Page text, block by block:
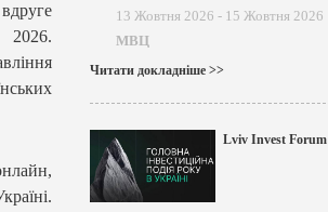
2026.
13 Жовтня 2026 - 15 Жовтня 2026
МВЦ
Читати докладніше >>
Lviv Invest Forum